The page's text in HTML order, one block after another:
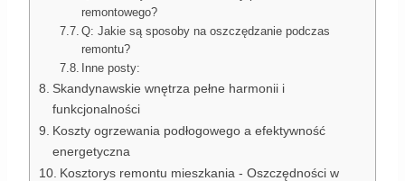
remontowego?
Q: Jakie są sposoby na oszczędzanie podczas
remontu?
Inne posty:
Skandynawskie wnętrza pełne harmonii i
funkcjonalności
Koszty ogrzewania podłogowego a efektywność
energetyczna
Kosztorys remontu mieszkania - Oszczędności w